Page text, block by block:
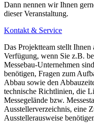
Dann nennen wir Ihnen
dieser Veranstaltung.
Kontakt & Service
Das Projektteam stellt
Verfügung, wenn Sie z.B.
Messebau-Unternehmen
benötigen, Fragen zum
Abbau sowie den
technische Richtlinien, die
Messegelände bzw.
Ausstellerverzeichnis, eine
Ausstellerausweise